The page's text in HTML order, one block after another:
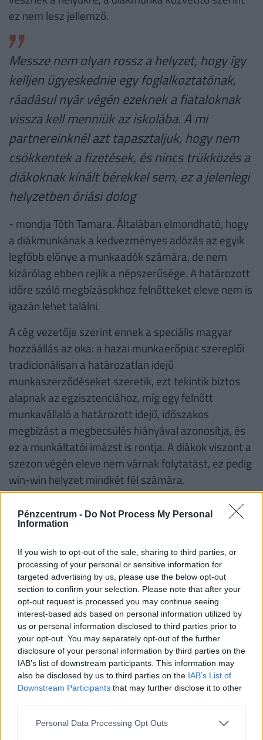
Pénzcentrum - Do Not Process My Personal
Information
If you wish to opt-out of the sale, sharing to third parties, or
processing of your personal or sensitive information for
targeted advertising by us, please use the below opt-out
section to confirm your selection. Please note that after your
opt-out request is processed you may continue seeing
interest-based ads based on personal information utilized by
us or personal information disclosed to third parties prior to
your opt-out. You may separately opt-out of the further
disclosure of your personal information by third parties on the
IAB’s list of downstream participants. This information may
also be disclosed by us to third parties on the IAB’s List of
Downstream Participants that may further disclose it to other
Personal Data Processing Opt Outs
ez nem lesz jellemző.
Messze nem olyan rossz a helyzet, hogy így
kelljen ügyeskednie egy foglalkoztatónak,
ráadásul nyár végén ezeknek a fiataloknak
vissza kell menniük az iskolába. A mi
partnereinknél azt tapasztaljuk, hogy nem
csökkentek a fizetések, és nincs trükközés a
diákoknak kínált bérekkel sem, ez a jelenlegi
helyzetben óriási dolog
- mondja Tóth Tamara. Általában elmondható, hogy
a diákmunkának a kedvezményes adózás az egyik
legfőbb előnye a munkaadók számára, de nem
kizárólag ebben rejlik a népszerűsége. A határozott
időre szóló megbízásokhoz felnőtteket eleve nem is
igazán lehet találni.
A cég vezetője szerint ennek a speciális magyar
hozzáállás az oka: a hazai munkaerőpiac szereplői
tradicionálisan a határozatlan idejű
munkaszerződéseket szeretik, ezt tekintik biztos
alapnak az egzisztenciához, míg egy felnőtt
munkavállaló a határozott idejű, időszakos
megbízást a megbecsülés hiányával azonosítja, és
ez a munkáltatói imázst is rontja. A diákok viszont a
szezon végén eleve nem várnak folytatást, ez pedig
win-win helyzet mindkét fél számára.
#hrcentrum #fizetés
#bér
#vendégmunkás
#határozott idejű szerződés
#munkaerő közvetítő
NEKED AJÁNLJUK